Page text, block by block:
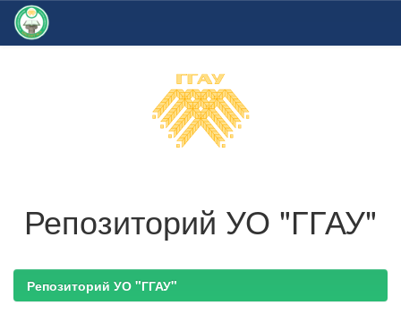
Репозиторий УО "ГГАУ"
Репозиторий УО "ГГАУ"